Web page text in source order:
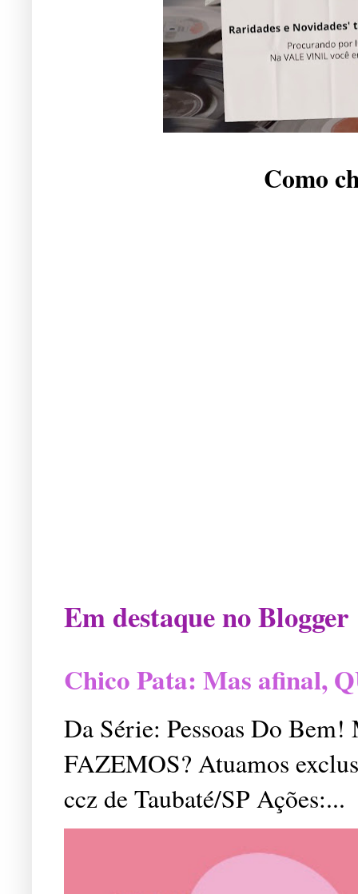
Como
Em destaque no Blogger
Chico Pata: Mas afinal,
Da Série: Pessoas Do
FAZEMOS? Atuamos
ccz de Taubaté/SP Ações:...